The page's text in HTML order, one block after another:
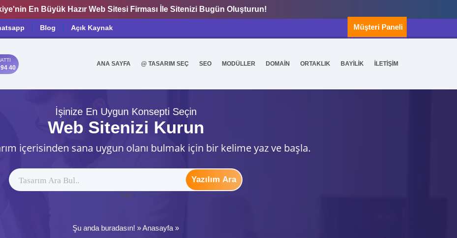
En Büyük Hazır Web Sitesi Firması İle Sitenizi Bugün Oluşturun!
Blog Açık Kaynak Müşteri Paneli
40
ANA SAYFA @ TASARIM SEÇ SEO MODÜLLER DOMAİN ORTAKLIK BAYİLİK İLETİŞİM
İşinize En Uygun Konsepti Seçin
Web Sitenizi Kurun
içerisinden sana uygun olanı bulmak için bir kelime yaz ve başla.
Yazılım Ara
ytag
Şu anda buradasın! »Anasayfa »